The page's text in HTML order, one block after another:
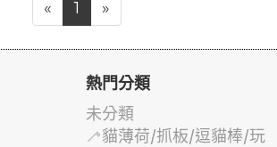
« 1 »
熱門分類
未分類
🦯貓薄荷/抓板/逗貓棒/玩